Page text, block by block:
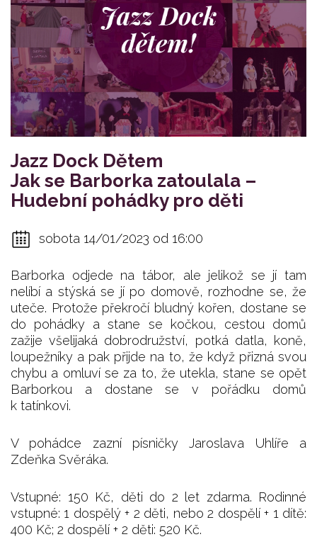
Jazz Dock Dětem
Jak se Barborka zatoulala –
Hudební pohádky pro děti
sobota 14/01/2023 od 16:00
Barborka odjede na tábor, ale jelikož se jí tam
nelíbí a stýská se jí po domově, rozhodne se, že
uteče. Protože překročí bludný kořen, dostane se
do pohádky a stane se kočkou, cestou domů
zažije všelijaká dobrodružství, potká datla, koně,
loupežníky a pak přijde na to, že když přizná svou
chybu a omluví se za to, že utekla, stane se opět
Barborkou a dostane se v pořádku domů
k tatínkovi.
V pohádce zazní písničky Jaroslava Uhlíře a
Zdeňka Svěráka.
Vstupné: 150 Kč, děti do 2 let zdarma. Rodinné
vstupné: 1 dospělý + 2 děti, nebo 2 dospělí + 1 dítě:
400 Kč; 2 dospělí + 2 děti: 520 Kč.